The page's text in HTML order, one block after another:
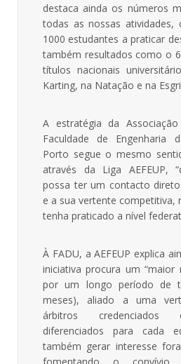
destaca ainda os números
todas as nossas atividades,
1000 estudantes a praticar
também resultados como o
títulos nacionais
Karting, na Natação e na
A estratégia da
Faculdade de Engenharia
Porto segue o mesmo
através da Liga AEFEUP,
possa ter um contacto
e a sua vertente competitiva,
tenha praticado a nível
À FADU, a AEFEUP explica
iniciativa procura um
por um longo período de
meses), aliado a uma
árbitros credenciados
diferenciados para cada
também gerar interesse
fomentando o